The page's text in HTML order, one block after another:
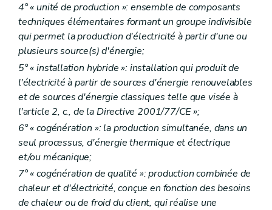
4° « unité de production »: ensemble de composants
techniques élémentaires formant un groupe indivisible
qui permet la production d'électricité à partir d'une ou
plusieurs source(s) d'énergie;
5° « installation hybride »: installation qui produit de
l'électricité à partir de sources d'énergie renouvelables
et de sources d'énergie classiques telle que visée à
l'article 2, c., de la Directive 2001/77/CE »;
6° « cogénération »: la production simultanée, dans un
seul processus, d'énergie thermique et électrique
et/ou mécanique;
7° « cogénération de qualité »: production combinée de
chaleur et d'électricité, conçue en fonction des besoins
de chaleur ou de froid du client, qui réalise une